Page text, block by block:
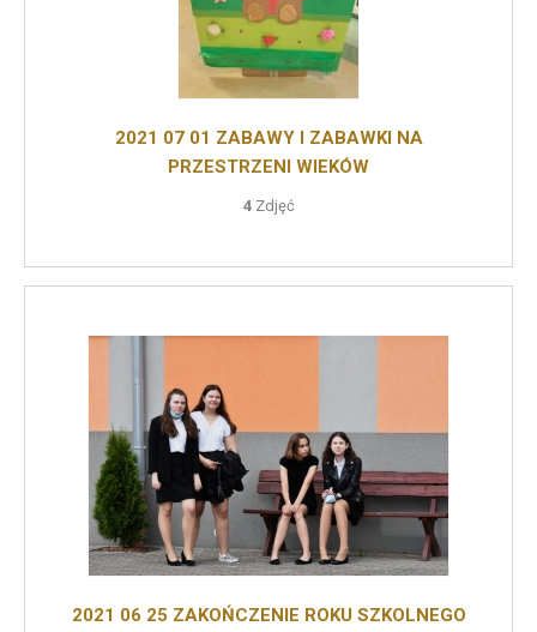
2021 07 01 ZABAWY I ZABAWKI NA
PRZESTRZENI WIEKÓW
4Zdjęć
2021 06 25 ZAKOŃCZENIE ROKU SZKOLNEGO